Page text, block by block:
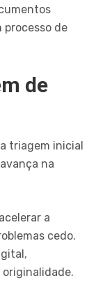
processo de
de
triagem inicial
na
a
cedo.